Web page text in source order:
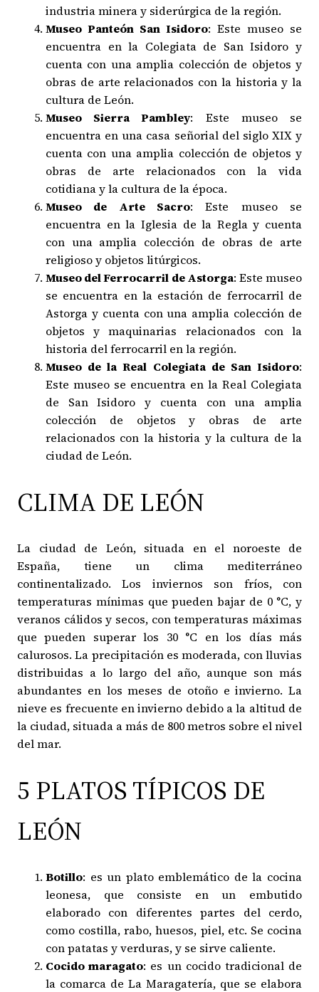
industria minera y siderúrgica de la región.
Museo Panteón San Isidoro: Este museo se
encuentra en la Colegiata de San Isidoro y
cuenta con una amplia colección de objetos y
obras de arte relacionados con la historia y la
cultura de León.
Museo Sierra Pambley: Este museo se
encuentra en una casa señorial del siglo XIX y
cuenta con una amplia colección de objetos y
obras de arte relacionados con la vida
cotidiana y la cultura de la época.
Museo de Arte Sacro: Este museo se
encuentra en la Iglesia de la Regla y cuenta
con una amplia colección de obras de arte
religioso y objetos litúrgicos.
Museo del Ferrocarril de Astorga: Este museo
se encuentra en la estación de ferrocarril de
Astorga y cuenta con una amplia colección de
objetos y maquinarias relacionados con la
historia del ferrocarril en la región.
Museo de la Real Colegiata de San Isidoro:
Este museo se encuentra en la Real Colegiata
de San Isidoro y cuenta con una amplia
colección de objetos y obras de arte
relacionados con la historia y la cultura de la
ciudad de León.
CLIMA DE LEÓN
La ciudad de León, situada en el noroeste de
España, tiene un clima mediterráneo
continentalizado. Los inviernos son fríos, con
temperaturas mínimas que pueden bajar de 0 °C, y
veranos cálidos y secos, con temperaturas máximas
que pueden superar los 30 °C en los días más
calurosos. La precipitación es moderada, con lluvias
distribuidas a lo largo del año, aunque son más
abundantes en los meses de otoño e invierno. La
nieve es frecuente en invierno debido a la altitud de
la ciudad, situada a más de 800 metros sobre el nivel
del mar.
5 PLATOS TÍPICOS DE
LEÓN
Botillo: es un plato emblemático de la cocina
leonesa, que consiste en un embutido
elaborado con diferentes partes del cerdo,
como costilla, rabo, huesos, piel, etc. Se cocina
con patatas y verduras, y se sirve caliente.
Cocido maragato: es un cocido tradicional de
la comarca de La Maragatería, que se elabora